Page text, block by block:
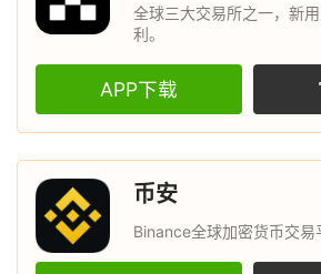
全球三大交易所之一，新
利。
APP下载
币安
Binance全球加密货币交易